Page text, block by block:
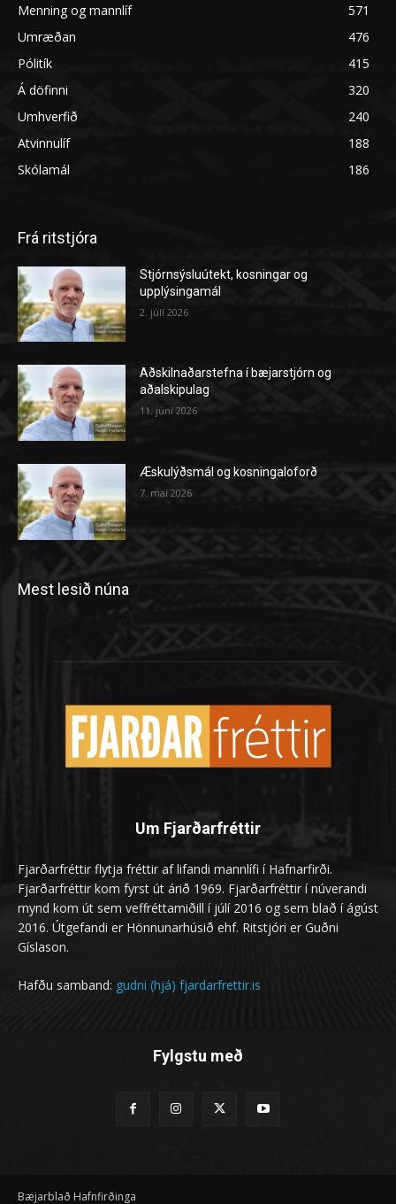
Menning og mannlíf
571
Umræðan
476
Pólitík
415
Á döfinni
320
Umhverfið
240
Atvinnulíf
188
Skólamál
186
Frá ritstjóra
Stjórnsýsluútekt, kosningar og
upplýsingamál
2. júlí 2026
Aðskilnaðarstefna í bæjarstjórn og
aðalskipulag
11. júní 2026
Æskulýðsmál og kosningaloforð
7. maí 2026
Mest lesið núna
Um Fjarðarfréttir
Fjarðarfréttir flytja fréttir af lifandi mannlífi í Hafnarfirði.
Fjarðarfréttir kom fyrst út árið 1969. Fjarðarfréttir í núverandi
mynd kom út sem veffréttamiðill í júlí 2016 og sem blað í ágúst
2016. Útgefandi er Hönnunarhúsið ehf. Ritstjóri er Guðni
Gíslason.
Hafðu samband: gudni (hjá) fjardarfrettir.is
Fylgstu með
Bæjarblað Hafnfirðinga